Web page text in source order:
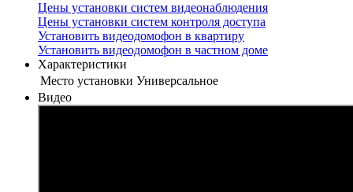
Цены установки систем видеонаблюдения
Цены установки систем контроля доступа
Установить видеодомофон в квартиру
Установить видеодомофон в частном доме
Характеристики
Место установки Универсальное
Видео